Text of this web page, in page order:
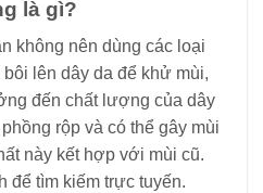
là gì?
không nên dùng các loại
lên dây da để khử mùi,
đến chất lượng của dây
rộp và có thể gây mùi
này kết hợp với mùi cũ.
để tìm kiếm trực tuyến.